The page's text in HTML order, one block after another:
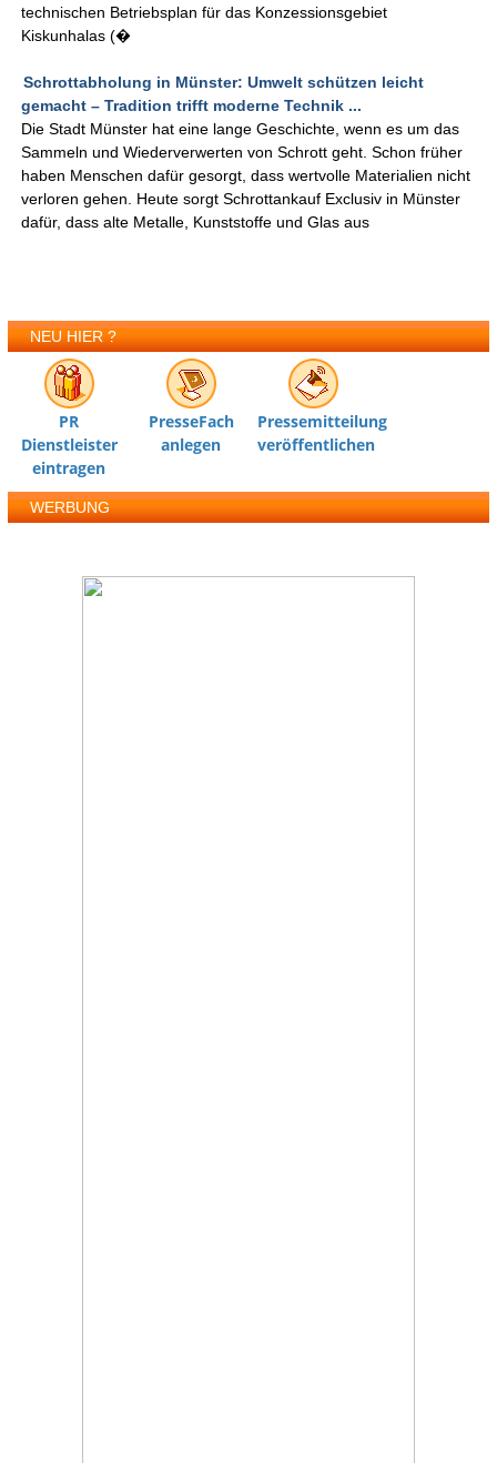
technischen Betriebsplan für das Konzessionsgebiet
Kiskunhalas (�
Schrottabholung in Münster: Umwelt schützen leicht
gemacht – Tradition trifft moderne Technik ...
Die Stadt Münster hat eine lange Geschichte, wenn es um das
Sammeln und Wiederverwerten von Schrott geht. Schon früher
haben Menschen dafür gesorgt, dass wertvolle Materialien nicht
verloren gehen. Heute sorgt Schrottankauf Exclusiv in Münster
dafür, dass alte Metalle, Kunststoffe und Glas aus
NEU HIER ?
PR
Dienstleister
eintragen
PresseFach
anlegen
Pressemitteilung
veröffentlichen
WERBUNG